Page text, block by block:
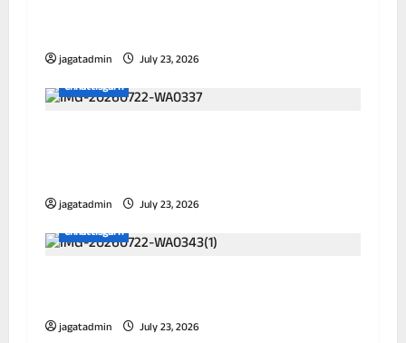
jagatadmin
July 23, 2026
Chhattisgarh
jagatadmin
July 23, 2026
Chhattisgarh
jagatadmin July 23, 2026